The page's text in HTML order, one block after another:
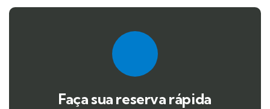
Faça sua reserva rápida